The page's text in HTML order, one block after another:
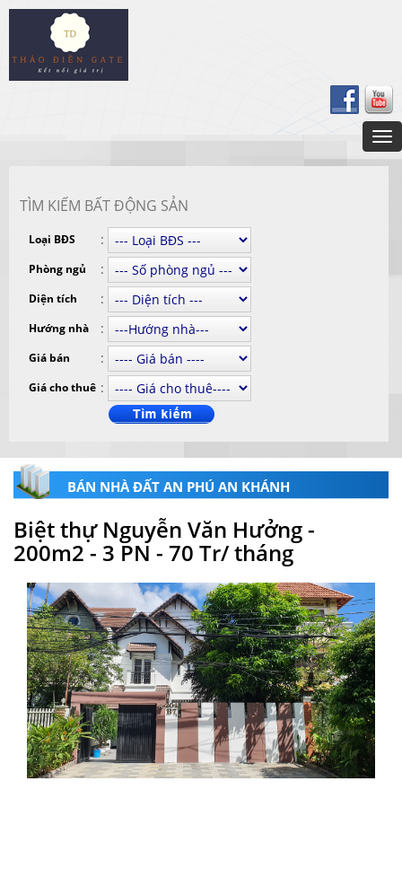
TÌM KIẾM BẤT ĐỘNG SẢN
Loại BĐS :
Phòng ngủ :
Diện tích :
Hướng nhà :
Giá bán :
Giá cho thuê :
BÁN NHÀ ĐẤT AN PHÚ AN KHÁNH
Biệt thự Nguyễn Văn Hưởng -
200m2 - 3 PN - 70 Tr/ tháng